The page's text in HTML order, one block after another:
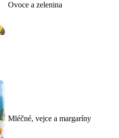
Ovoce a zelenina
Mléčné, vejce a margaríny